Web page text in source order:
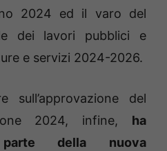
2024 ed il varo del
dei lavori pubblici e
e servizi 2024-2026.
sull’approvazione del
2024, infine, ha
della nuova